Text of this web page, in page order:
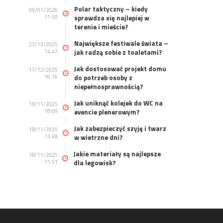
09/01/2026
11:50
Polar taktyczny – kiedy
sprawdza się najlepiej w
terenie i mieście?
23/12/2025
14:47
Największe festiwale świata –
jak radzą sobie z toaletami?
17/12/2025
16:16
Jak dostosować projekt domu
do potrzeb osoby z
niepełnosprawnością?
18/11/2025
18:09
Jak uniknąć kolejek do WC na
evencie plenerowym?
18/11/2025
13:49
Jak zabezpieczyć szyję i twarz
w wietrzne dni?
18/11/2025
11:51
Jakie materiały są najlepsze
dla legowisk?